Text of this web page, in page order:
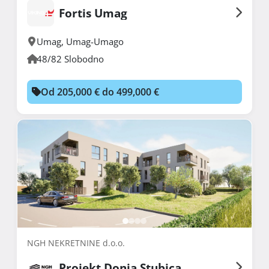
Fortis Umag
Umag, Umag-Umago
48/82 Slobodno
Od 205,000 € do 499,000 €
NGH NEKRETNINE d.o.o.